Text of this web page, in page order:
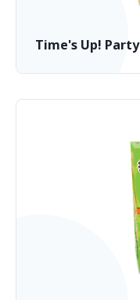
Time's Up! Party